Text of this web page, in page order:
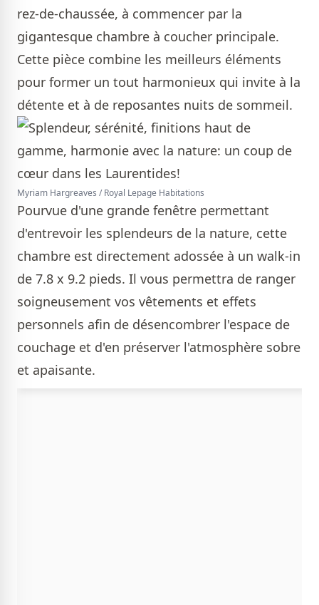
rez-de-chaussée, à commencer par la
gigantesque chambre à coucher principale.
Cette pièce combine les meilleurs éléments
pour former un tout harmonieux qui invite à la
détente et à de reposantes nuits de sommeil.
Myriam Hargreaves / Royal Lepage Habitations
Pourvue d'une grande fenêtre permettant
d'entrevoir les splendeurs de la nature, cette
chambre est directement adossée à un walk-in
de 7.8 x 9.2 pieds. Il vous permettra de ranger
soigneusement vos vêtements et effets
personnels afin de désencombrer l'espace de
couchage et d'en préserver l'atmosphère sobre
et apaisante.